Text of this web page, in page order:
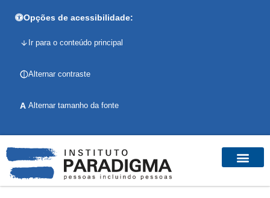
Opções de acessibilidade:
Ir para o conteúdo principal
Alternar contraste
A Alternar tamanho da fonte